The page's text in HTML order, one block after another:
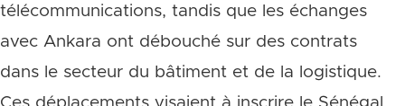
télécommunications, tandis que les échanges
avec Ankara ont débouché sur des contrats
dans le secteur du bâtiment et de la logistique.